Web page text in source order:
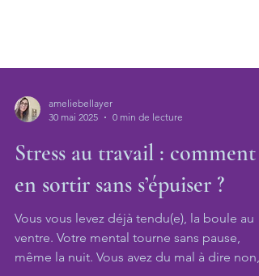
30 mai 2025
0 min de lecture
Stress au travail : comment
en sortir sans s’épuiser ?
Vous vous levez déjà tendu(e), la boule au